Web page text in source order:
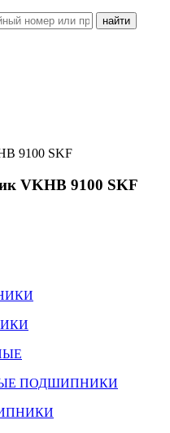
9100 SKF
VKHB 9100 SKF
ПОДШИПНИКИ